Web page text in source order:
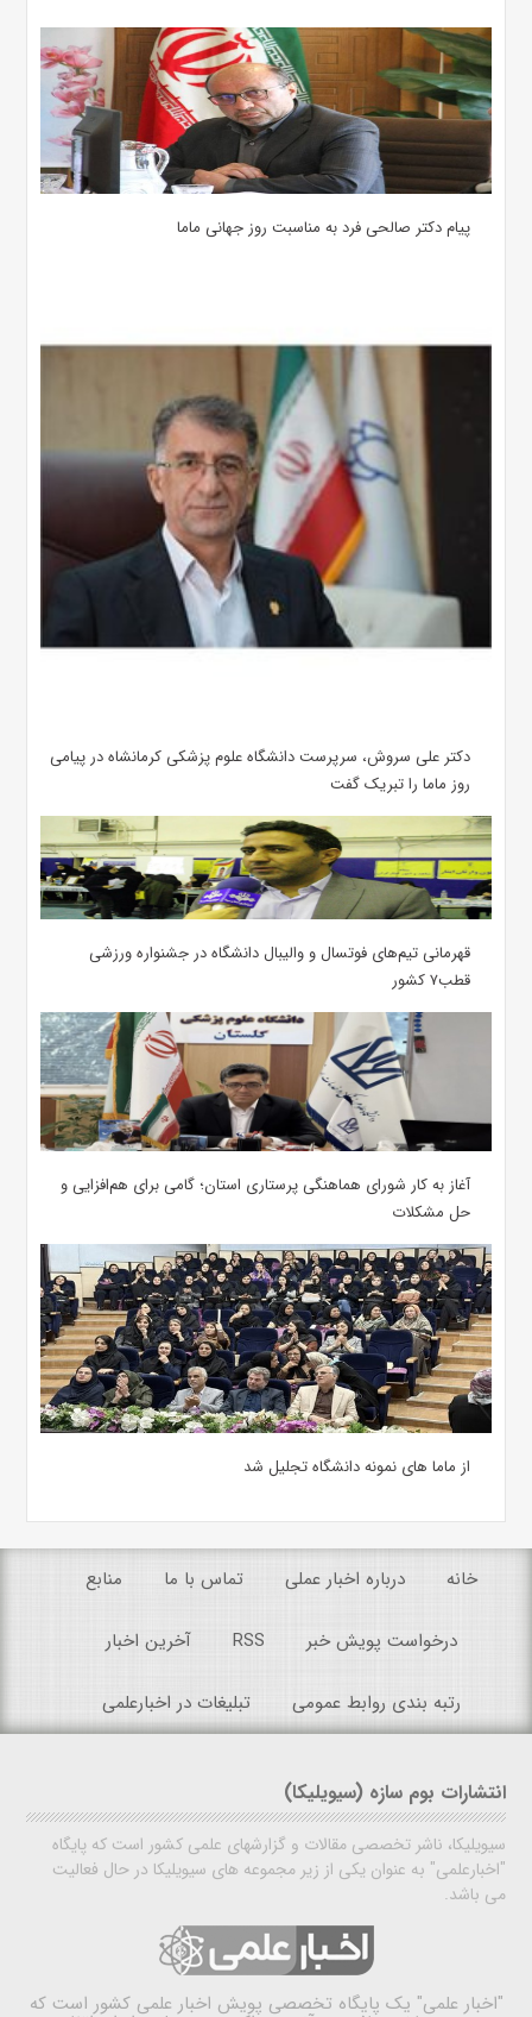
پیام دکتر صالحی فرد به مناسبت روز جهانی ماما
دکتر علی سروش، سرپرست دانشگاه علوم پزشکی کرمانشاه در پیامی
روز ماما را تبریک گفت
قهرمانی تیم‌های فوتسال و والیبال دانشگاه در جشنواره ورزشی
قطب۷ کشور
آغاز به کار شورای هماهنگی پرستاری استان؛ گامی برای هم‌افزایی و
حل مشکلات
از ماما های نمونه دانشگاه تجلیل شد
خانه درباره اخبار عملی تماس با ما منابع
درخواست پویش خبر RSS آخرین اخبار
رتبه بندی روابط عمومی تبلیغات در اخبارعلمی
انتشارات بوم سازه (سیویلیکا)
سیویلیکا، ناشر تخصصی مقالات و گزارشهای علمی کشور است که پایگاه
"اخبارعلمی" به عنوان یکی از زیر مجموعه های سیویلیکا در حال فعالیت
می باشد.
"اخبار علمی" یک پایگاه تخصصی پویش اخبار علمی کشور است که